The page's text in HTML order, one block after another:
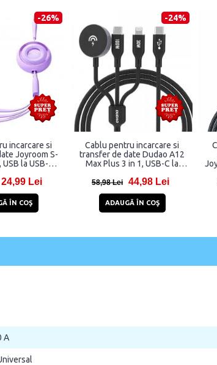
-26%
incarcare si
Joyroom S-
la USB-
Mov
24,99 Lei
ÎN COŞ
-24%
Cablu pentru incarcare si
transfer de date Dudao A12
Max Plus 3 in 1, USB-C la
wireless 2.5W Apple Watch
58,98 Lei 44,98 Lei
ADAUGĂ ÎN COŞ
A